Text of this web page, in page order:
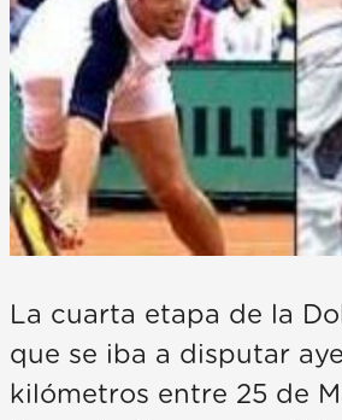
La cuarta etapa de la
que se iba a disputar
kilómetros entre 25 de